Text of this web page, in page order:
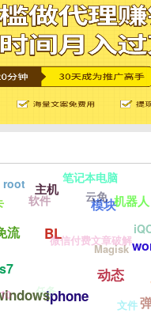
iphone
动态
BL
流
模块
主机
机器人
笔记本电脑
root
云免
软件
文件
Magisk
微信付费文章破解
任务